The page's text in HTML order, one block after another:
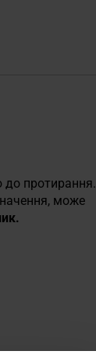
до протирання.
може